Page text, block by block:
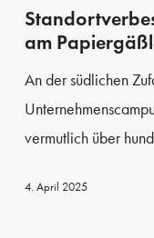
Sommer-
Linde
am
Papiergäßle
am
An der südlichen
vermutlich über
4. April 2025